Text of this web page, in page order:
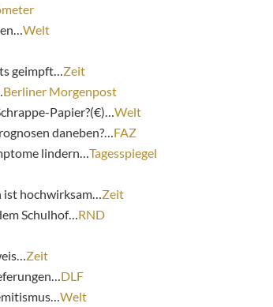
Welt
geimpft… Zeit
Berliner Morgenpost
Papier?(€)… Welt
daneben?… FAZ
lindern… Tagesspiegel
hochwirksam… Zeit
Schulhof… RND
Zeit
DLF
Welt